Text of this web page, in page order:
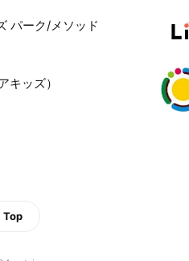
パーク/メソッド
キッズ）
Top